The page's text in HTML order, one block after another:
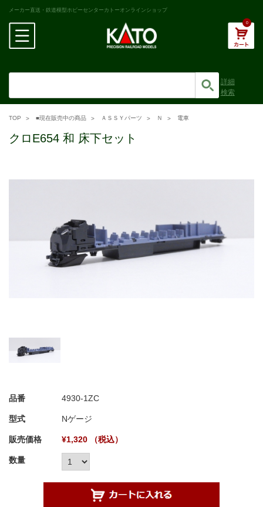
メーカー直送・鉄道模型ホビーセンターカトーオンラインショップ
0
詳細
検索
TOP ■現在販売中の商品 ＡＳＳＹパーツ Ｎ 電車
クロE654 和 床下セット
品番 4930-1ZC
型式 Nゲージ
販売価格 ¥1,320 （税込）
数量